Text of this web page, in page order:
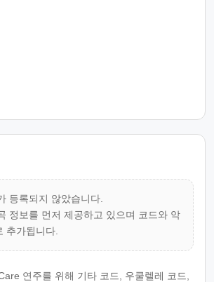
등록되지 않았습니다.
정보를 먼저 제공하고 있으며 코드와 악
추가됩니다.
연주를 위해 기타 코드, 우쿨렐레 코드,